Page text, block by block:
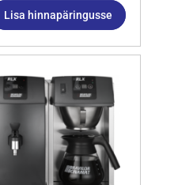
Lisa hinnapäringusse